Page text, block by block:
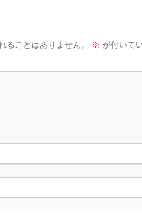
ることはありません。 ※ が付いて